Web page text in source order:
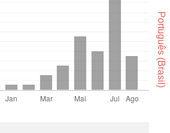
Português (Brasil)